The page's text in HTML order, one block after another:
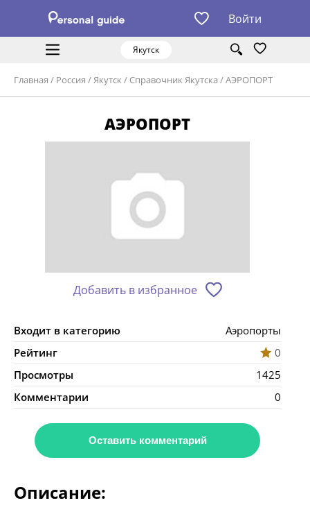
Войти
Якутск
Главная / Россия /Якутск / Справочник Якутска /АЭРОПОРТ
АЭРОПОРТ
Добавить в избранное
Входит в категорию
Аэропорты
Рейтинг
0
Просмотры
1425
Комментарии
0
Оставить комментарий
Описание: